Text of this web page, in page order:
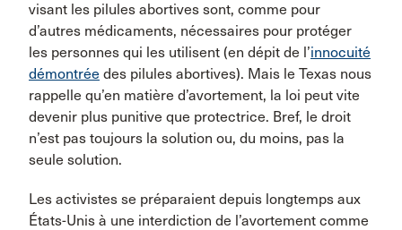
visant les pilules abortives sont, comme pour
d’autres médicaments, nécessaires pour protéger
les personnes qui les utilisent (en dépit de l’innocuité
démontrée des pilules abortives). Mais le Texas nous
rappelle qu’en matière d’avortement, la loi peut vite
devenir plus punitive que protectrice. Bref, le droit
n’est pas toujours la solution ou, du moins, pas la
seule solution.
Les activistes se préparaient depuis longtemps aux
États-Unis à une interdiction de l’avortement comme